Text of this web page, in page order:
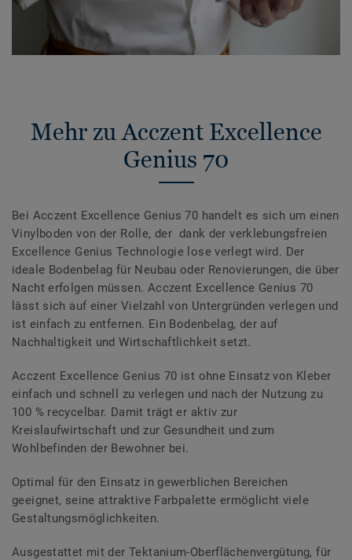
Mehr zu Acczent Excellence
Genius 70
Bei Acczent Excellence Genius 70 handelt es sich um einen
Vinylboden von der Rolle, der dank der verklebungsfreien
Excellence Genius Technologie lose verlegt wird. Der
ideale Bodenbelag für Neubau oder Renovierungen, die über
Nacht erfolgen müssen. Acczent Excellence Genius 70
lässt sich auf einer Vielzahl von Untergründen verlegen und
ist einfach zu entfernen. Ein Bodenbelag, der auf
Nachhaltigkeit und Wirtschaftlichkeit setzt.
Acczent Excellence Genius 70 ist ohne Einsatz von Kleber
einfach und schnell zu verlegen und nach der Nutzung zu
100 % recycelbar. Damit trägt er aktiv zur
Kreislaufwirtschaft und zur Gesundheit und zum
Wohlbefinden der Bewohner bei.
Optimal für den Einsatz in gewerblichen Bereichen
geeignet, seine attraktive Farbpalette ermöglicht viele
Gestaltungsmöglichkeiten.
Ausgestattet mit der Tektanium-Oberflächenvergütung, für